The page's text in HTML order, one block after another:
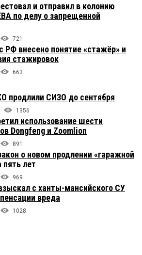
и отправил в колонию
по делу о запрещенной
721
РФ внесено понятие «стажёр» и
стажировок
663
продлили СИЗО до сентября
1356
использование шести
Dongfeng и Zoomlion
891
о новом продлении «гаражной
лет
969
с ханты-мансийского СУ
вреда
1028